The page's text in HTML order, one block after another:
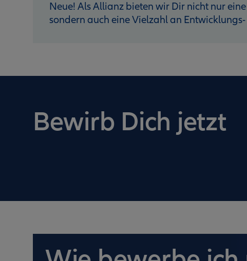
Neue! Als Allianz bieten wir Dir nicht nur
sondern auch eine Vielzahl an
Bewirb Dich jetzt